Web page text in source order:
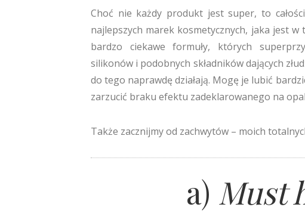
Choć nie każdy produkt jest super, to
najlepszych marek kosmetycznych, jaka jest
bardzo ciekawe formuły, których
silikonów i podobnych składników dających
do tego naprawdę działają. Mogę je lubić
zarzucić braku efektu zadeklarowanego na
Także zacznijmy od zachwytów – moich
a) Must